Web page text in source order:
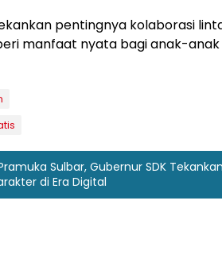
pentingnya kolaborasi
manfaat nyata bagi anak-anak
Sulbar, Gubernur SDK
di Era Digital